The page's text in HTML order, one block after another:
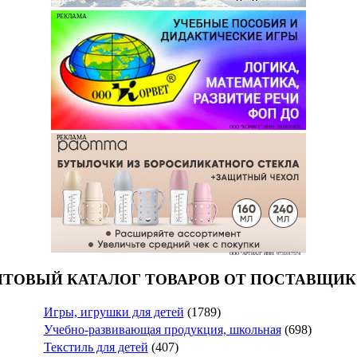
РЕКЛАМА
ООО "КОРВЕТ" ИНН: 7803021829
РЕКЛАМА
ООО "АРТИАЛ" ИНН: 9731017574
КАТАЛОГ ТОВАРОВ ОТ
Игры, игрушки для детей (1789)
Учебно-развивающая продукция, школьная (698)
Текстиль для детей (407)